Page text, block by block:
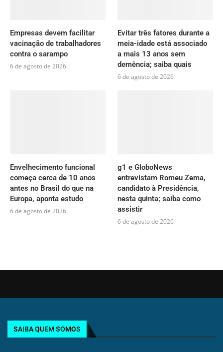
Empresas devem facilitar
vacinação de trabalhadores
contra o sarampo
6 de agosto de 2026
Evitar três fatores durante a
meia-idade está associado
a mais 13 anos sem
demência; saiba quais
6 de agosto de 2026
Envelhecimento funcional
começa cerca de 10 anos
antes no Brasil do que na
Europa, aponta estudo
6 de agosto de 2026
g1 e GloboNews
entrevistam Romeu Zema,
candidato à Presidência,
nesta quinta; saiba como
assistir
6 de agosto de 2026
SAIBA QUEM SOMOS